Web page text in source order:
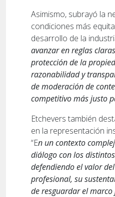
Asimismo, subrayó la
condiciones más
desarrollo de la
avanzar en reglas
protección de la
razonabilidad y
de moderación de
competitivo más justo
Etchevers también
en la representación
“En un contexto
diálogo con los
defendiendo el valor
profesional, su
de resguardar el